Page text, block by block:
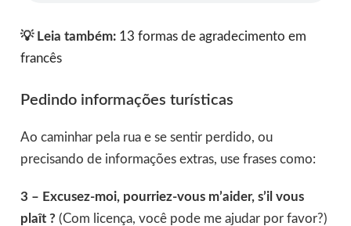
💡 Leia também: 13 formas de agradecimento em
francês
Pedindo informações turísticas
Ao caminhar pela rua e se sentir perdido, ou
precisando de informações extras, use frases como:
3 – Excusez-moi, pourriez-vous m’aider, s’il vous
plaît ? (Com licença, você pode me ajudar por favor?)